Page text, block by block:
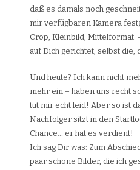
daß es damals noch
mir verfügbaren Kamera
Crop, Kleinbild, Mittelformat
auf Dich gerichtet, selbst die,
Und heute? Ich kann nicht
mehr ein – haben uns recht
tut mir echt leid! Aber so ist
Nachfolger sitzt in den
Chance… er hat es verdient!
Ich sag Dir was: Zum
paar schöne Bilder, die ich